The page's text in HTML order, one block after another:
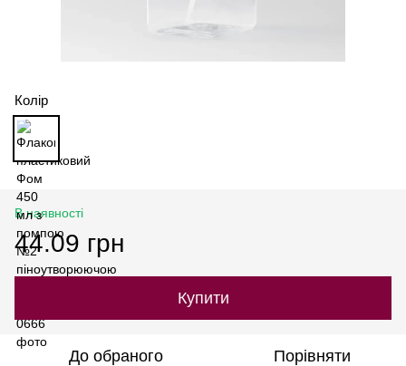
Колір
В наявності
44.09 грн
Купити
До обраного Порівняти